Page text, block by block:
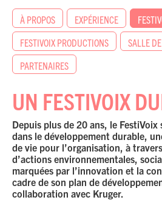
À PROPOS EXPÉRIENCE
FESTIVOIX PRODUCTIONS
SALLE
PARTENAIRES
UN FESTIVOIX
Depuis plus de 20 ans, le
dans le développement durable,
de vie pour l’organisation, à
d’actions environnementales,
marquées par l’innovation et la
cadre de son plan de
collaboration avec Kruger.